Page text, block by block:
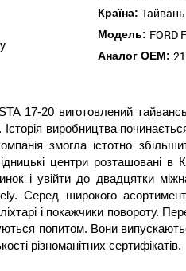
Країна:Тайвань
Модель: FORD
Аналог ОЕМ:
17-20 виготовлений
виробництва
змогла істотно
центри розташовані
і увійти до двадцятки
Серед широкого
і покажчики повороту.
попитом. Вони
різноманітних сертифікатів.